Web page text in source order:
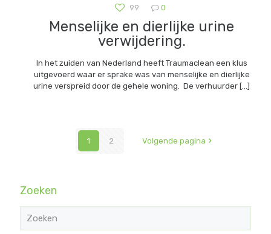
99 0
Menselijke en dierlijke urine
verwijdering.
In het zuiden van Nederland heeft Traumaclean een klus
uitgevoerd waar er sprake was van menselijke en dierlijke
urine verspreid door de gehele woning. De verhuurder […]
1 2 Volgende pagina
Zoeken